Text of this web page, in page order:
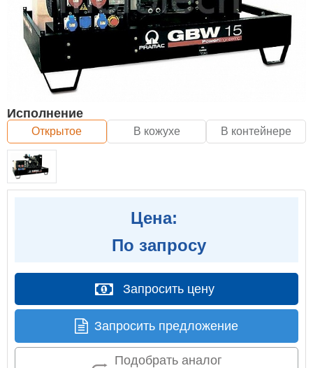
Исполнение
Открытое В кожухе В контейнере
Цена:
По запросу
Запросить цену
Запросить предложение
Подобрать аналог